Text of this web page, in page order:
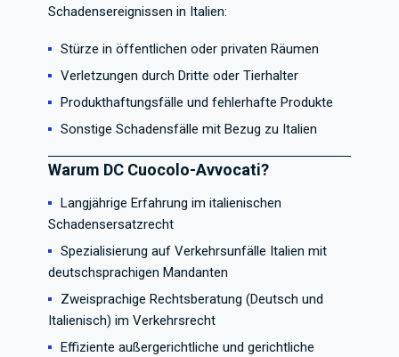
Schadensereignissen in Italien:
Stürze in öffentlichen oder privaten Räumen
Verletzungen durch Dritte oder Tierhalter
Produkthaftungsfälle und fehlerhafte Produkte
Sonstige Schadensfälle mit Bezug zu Italien
Warum DC Cuocolo-Avvocati?
Langjährige Erfahrung im italienischen
Schadensersatzrecht
Spezialisierung auf Verkehrsunfälle Italien mit
deutschsprachigen Mandanten
Zweisprachige Rechtsberatung (Deutsch und
Italienisch) im Verkehrsrecht
Effiziente außergerichtliche und gerichtliche